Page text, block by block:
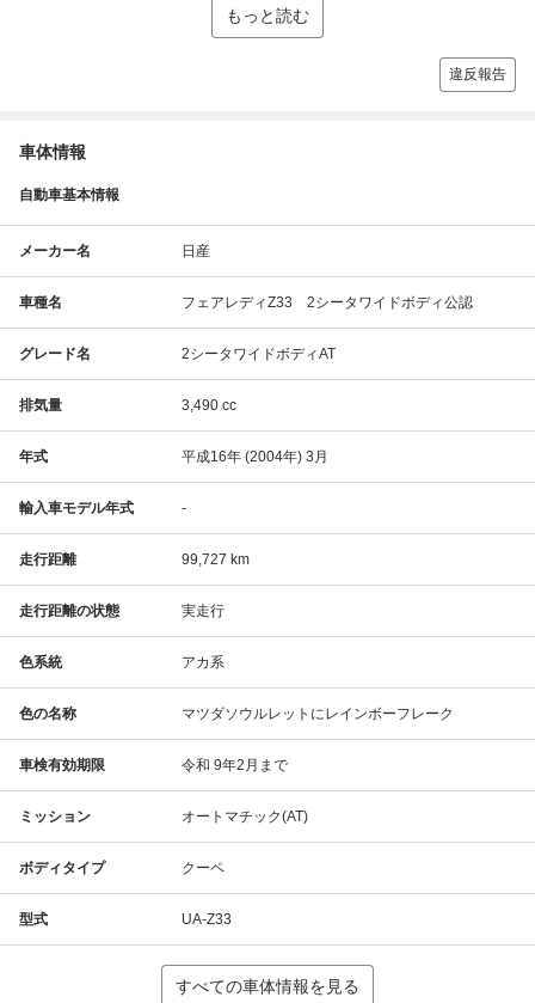
もっと読む
違反報告
車体情報
自動車基本情報
メーカー名 日産
車種名 フェアレディZ33 2シータワイドボディ公認
グレード名 2シータワイドボディAT
排気量 3,490 cc
年式 平成16年 (2004年) 3月
輸入車モデル年式 -
走行距離 99,727 km
走行距離の状態 実走行
色系統 アカ系
色の名称 マツダソウルレットにレインボーフレーク
車検有効期限 令和 9年2月まで
ミッション オートマチック(AT)
ボディタイプ クーペ
型式 UA-Z33
すべての車体情報を見る